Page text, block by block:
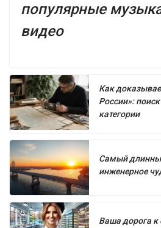
популярные
видео
Как
России»:
категории
Самый
инженерное
Ваша дорога к